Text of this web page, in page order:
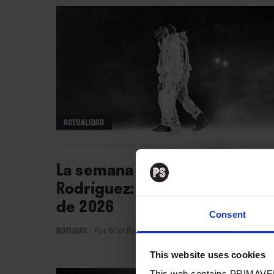
Consent
This website uses cookies
ACTUALIDAD
La semana vista por... Oriol
Rodríguez: viernes, 6 de marzo
de 2026
NOTICIAS / Por Oriol Rodríguez→ 06.03.2026